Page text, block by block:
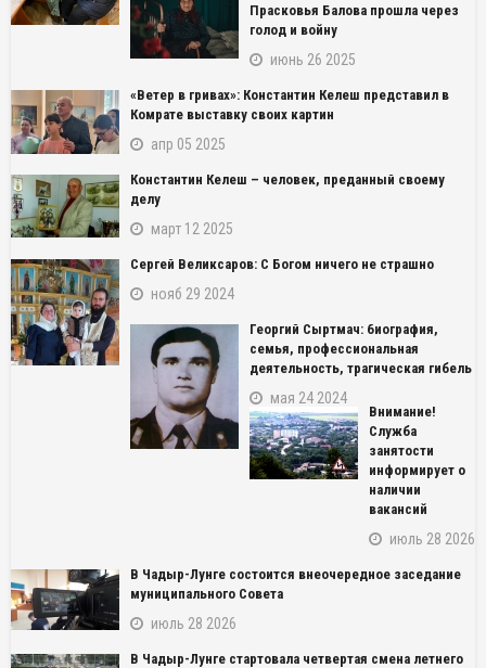
Прасковья Балова прошла через
голод и войну
июнь 26 2025
«Ветер в гривах»: Константин Келеш представил в
Комрате выставку своих картин
апр 05 2025
Константин Келеш – человек, преданный своему
делу
март 12 2025
Сергей Великсаров: С Богом ничего не страшно
нояб 29 2024
Георгий Сыртмач: биография,
семья, профессиональная
деятельность, трагическая гибель
мая 24 2024
Внимание!
Служба
занятости
информирует о
наличии
вакансий
июль 28 2026
В Чадыр-Лунге состоится внеочередное заседание
муниципального Совета
июль 28 2026
В Чадыр-Лунге стартовала четвертая смена летнего